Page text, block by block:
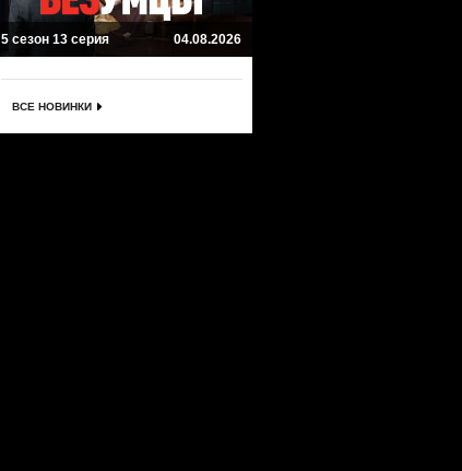
5 сезон 13 серия 04.08.2026
ВСЕ НОВИНКИ